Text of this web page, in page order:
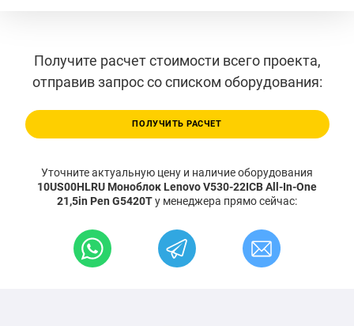
Получите расчет стоимости всего проекта,
отправив запрос со списком оборудования:
ПОЛУЧИТЬ РАСЧЕТ
Уточните актуальную цену и наличие оборудования
10US00HLRU Моноблок Lenovo V530-22ICB All-In-One
21,5in Pen G5420Tу менеджера прямо сейчас: